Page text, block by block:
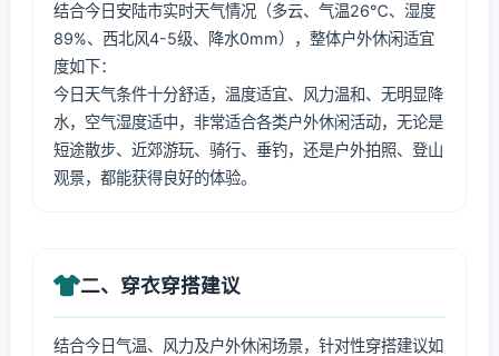
结合今日安陆市实时天气情况（多云、气温26℃、湿度
89%、西北风4-5级、降水0mm），整体户外休闲适宜
度如下：
今日天气条件十分舒适，温度适宜、风力温和、无明显降
水，空气湿度适中，非常适合各类户外休闲活动，无论是
短途散步、近郊游玩、骑行、垂钓，还是户外拍照、登山
观景，都能获得良好的体验。
二、穿衣穿搭建议
结合今日气温、风力及户外休闲场景，针对性穿搭建议如